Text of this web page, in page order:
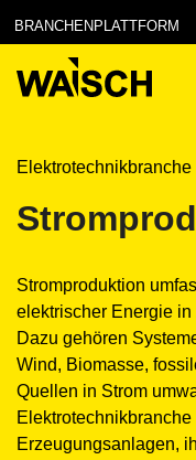
BRANCHENPLATTFORM
Elektrotechnikbranche
Stromproduktion
elektrischer Energie
Dazu gehören
Wind, Biomasse,
Quellen in Strom
Erzeugungsanlagen,